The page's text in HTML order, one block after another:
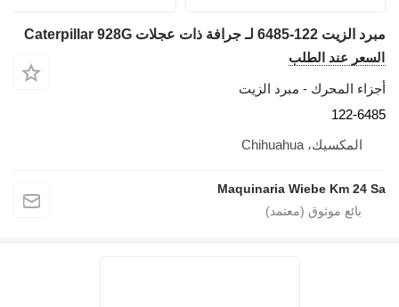
مبرد الزيت 122-6485 لـ جرافة ذات عجلات Caterpillar 928G
السعر عند الطلب
أجزاء المحرك - مبرد الزيت
122-6485
المكسيك، Chihuahua
Maquinaria Wiebe Km 24 Sa